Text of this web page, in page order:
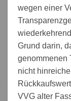
wegen einer
Grund darin,
genommenen
nicht
VVG alter